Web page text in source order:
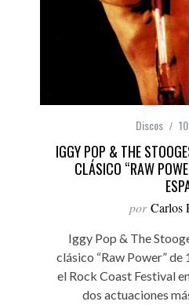
Discos
IGGY POP & THE
CLÁSICO “RAW
por Carlos
Iggy Pop & The
clásico “Raw Power”
el Rock Coast Festival
dos actuaciones